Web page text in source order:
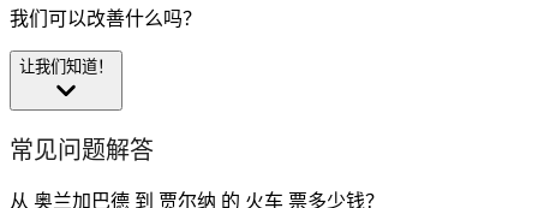
我们可以改善什么吗？
让我们知道！
常见问题解答
从 奥兰加巴德 到 贾尔纳 的 火车 票多少钱？